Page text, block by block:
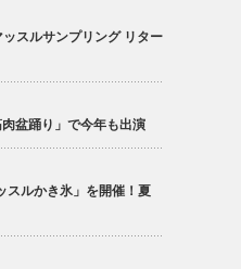
スルサンプリング リター
盆踊り」で今年も出演
スルかき氷」を開催！夏